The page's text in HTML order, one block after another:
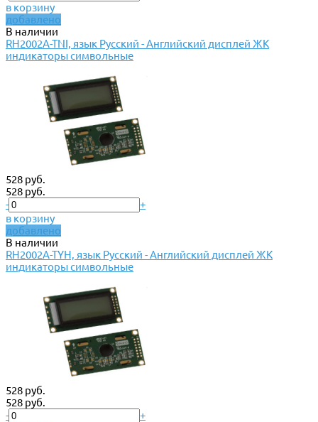
в корзину
добавлено
В наличии
RH2002A-TNI, язык Русский - Английский дисплей ЖК
индикаторы символьные
528 руб.
528 руб.
-
+
в корзину
добавлено
В наличии
RH2002A-TYH, язык Русский - Английский дисплей ЖК
индикаторы символьные
528 руб.
528 руб.
-
+